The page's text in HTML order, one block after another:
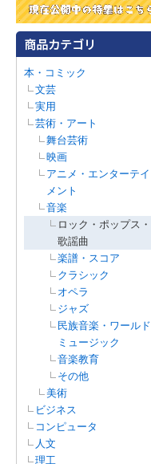
本・コミック
文芸
実用
芸術・アート
舞台芸術
映画
アニメ・エンターテイ
メント
音楽
ロック・ポップス・
歌謡曲
楽譜・スコア
クラシック
オペラ
ジャズ
民族音楽・ワールド
ミュージック
音楽教育
その他
美術
ビジネス
コンピュータ
人文
理工